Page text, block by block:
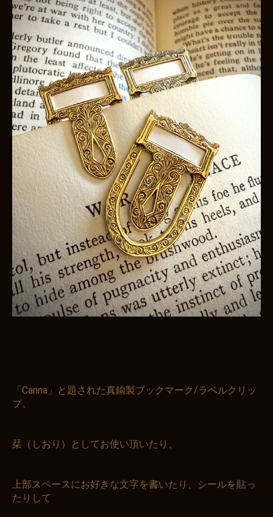
お買い物を続ける カートへ進む
「Canna」と題された真鍮製ブックマーク/ラベルクリッ
プ。
栞（しおり）としてお使い頂いたり、
上部スペースにお好きな文字を書いたり、シールを貼っ
たりして